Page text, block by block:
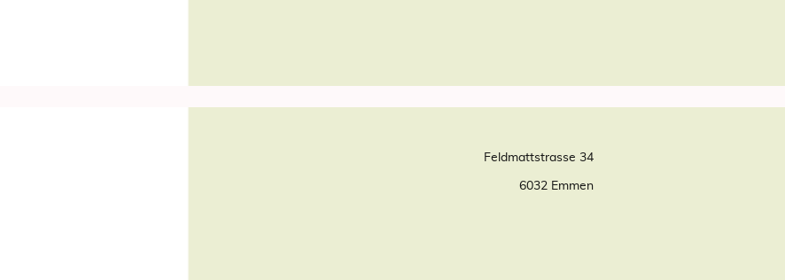
Feldmattstrasse 34
6032 Emmen